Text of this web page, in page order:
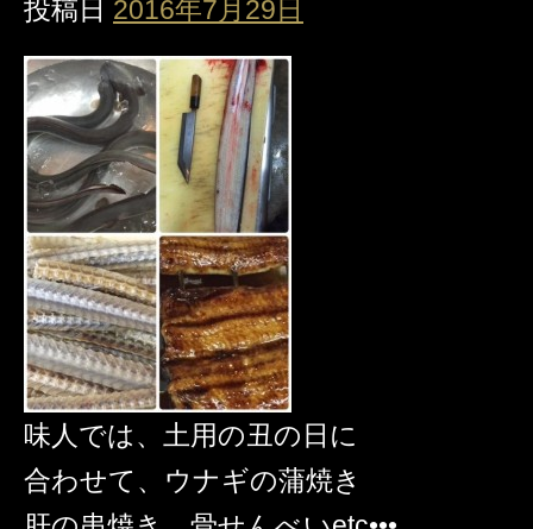
投稿日 2016年7月29日
味人では、土用の丑の日に
合わせて、ウナギの蒲焼き